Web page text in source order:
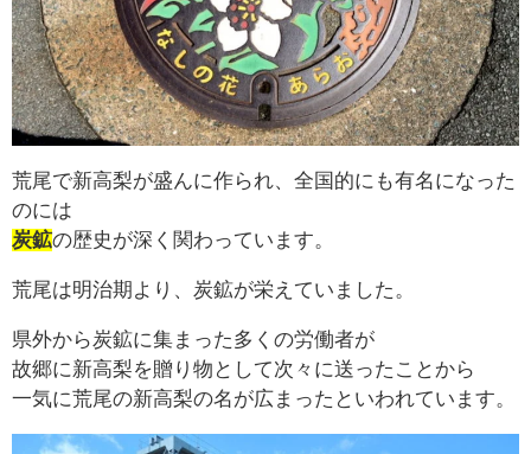
荒尾で新高梨が盛んに作られ、全国的にも有名になった
のには
炭鉱の歴史が深く関わっています。
荒尾は明治期より、炭鉱が栄えていました。
県外から炭鉱に集まった多くの労働者が
故郷に新高梨を贈り物として次々に送ったことから
一気に荒尾の新高梨の名が広まったといわれています。